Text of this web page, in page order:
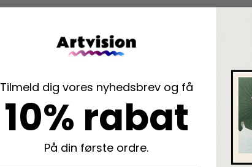
Tilmeld dig vores nyhedsbrev og få
10% rabat
På din første ordre.